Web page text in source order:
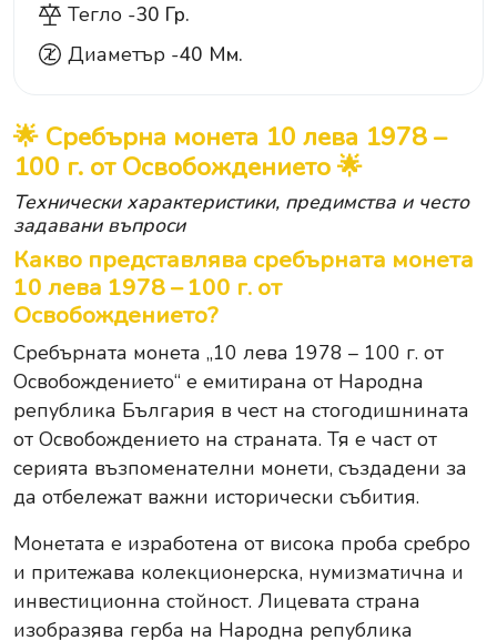
Тегло -30 Гр.
Диаметър -40 Мм.
🌟 Сребърна монета 10 лева 1978 –
100 г. от Освобождението 🌟
Технически характеристики, предимства и често
задавани въпроси
Какво представлява сребърната монета
10 лева 1978 – 100 г. от
Освобождението?
Сребърната монета „10 лева 1978 – 100 г. от
Освобождението“ е емитирана от Народна
република България в чест на стогодишнината
от Освобождението на страната. Тя е част от
серията възпоменателни монети, създадени за
да отбележат важни исторически събития.
Монетата е изработена от висока проба сребро
и притежава колекционерска, нумизматична и
инвестиционна стойност. Лицевата страна
изобразява герба на Народна република